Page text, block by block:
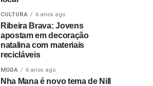
CULTURA 6 anos ago
Ribeira Brava: Jovens
apostam em decoração
natalina com materiais
recicláveis
MODA 6 anos ago
Nha Mana é novo tema de Nill